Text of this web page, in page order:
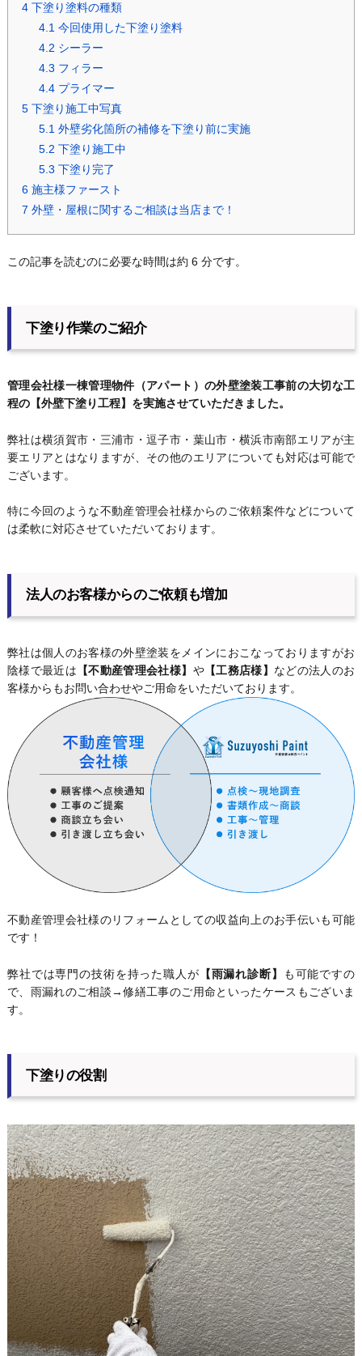
4下塗り塗料の種類
4.1 今回使用した下塗り塗料
4.2 シーラー
4.3 フィラー
4.4プライマー
5下塗り施工中写真
5.1 外壁劣化箇所の補修を下塗り前に実施
5.2 下塗り施工中
5.3 下塗り完了
6施主様ファースト
7 外壁・屋根に関するご相談は当店まで！
この記事を読むのに必要な時間は約 6 分です。
下塗り作業のご紹介
管理会社様一棟管理物件（アパート）の外壁塗装工事前の大切な工
程の【外壁下塗り工程】を実施させていただきました。
弊社は横須賀市・三浦市・逗子市・葉山市・横浜市南部エリアが主
要エリアとはなりますが、その他のエリアについても対応は可能で
ございます。
特に今回のような不動産管理会社様からのご依頼案件などについて
は柔軟に対応させていただいております。
法人のお客様からのご依頼も増加
弊社は個人のお客様の外壁塗装をメインにおこなっておりますがお
陰様で最近は 【不動産管理会社様】 や【工務店様】 などの法人のお
客様からもお問い合わせやご用命をいただいております。
不動産管理会社様のリフォームとしての収益向上のお手伝いも可能
です！
弊社では専門の技術を持った職人が 【雨漏れ診断】
も可能ですの
で、雨漏れのご相談→修繕工事のご用命といったケースもございま
す。
下塗りの役割